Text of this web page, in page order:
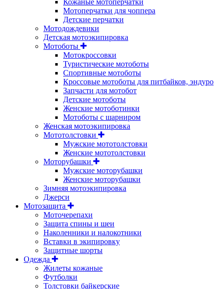
Мотоперчатки для чоппера
Детские перчатки
Мотодождевики
Детская мотоэкипировка
Мотоботы
Мотокроссовки
Туристические мотоботы
Спортивные мотоботы
Кроссовые мотоботы для питбайков, эндуро
Запчасти для мотобот
Детские мотоботы
Женские мотоботинки
Мотоботы с шарниром
Женская мотоэкипировка
Мототолстовки
Мужские мототолстовки
Женские мототолстовки
Моторубашки
Мужские моторубашки
Женские моторубашки
Зимняя мотоэкипировка
Джерси
Мотозащита
Моточерепахи
Защита спины и шеи
Наколенники и налокотники
Вставки в экипировку
Защитные шорты
Одежда
Жилеты кожаные
Футболки
Толстовки байкерские